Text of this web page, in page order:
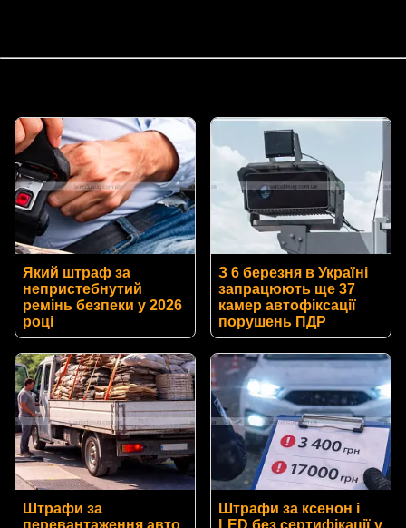
Який штраф за
непристебнутий
ремінь безпеки у 2026
році
З 6 березня в Україні
запрацюють ще 37
камер автофіксації
порушень ПДР
Штрафи за
Штрафи за ксенон і